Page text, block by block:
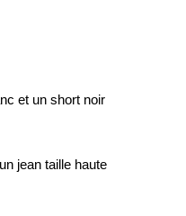
et un short noir
jean taille haute